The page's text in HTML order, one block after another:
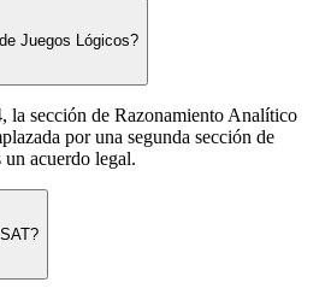
Juegos Lógicos?
la sección de Razonamiento Analítico
por una segunda sección de
acuerdo legal.